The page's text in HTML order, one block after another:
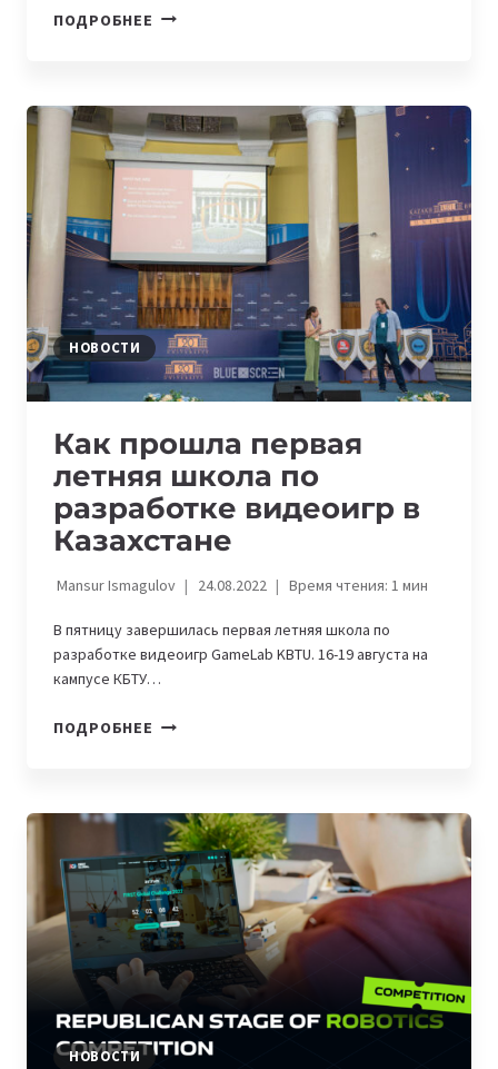
ПОДРОБНЕЕ ПЕРЕХОД
ТЕХНОЛОГИЙ
ОБСУДЯТ
В
КАЗАХСТАНЕ
НОВОСТИ
Как прошла первая
летняя школа по
разработке видеоигр в
Казахстане
Mansur Ismagulov 24.08.2022 Время чтения: 1мин
В пятницу завершилась первая летняя школа по
разработке видеоигр GameLab KBTU. 16-19 августа на
кампусе КБТУ…
ПОДРОБНЕЕ КАК
ШКОЛА
ПО
РАЗРАБОТКЕ
ВИДЕОИГР
В
КАЗАХСТАНЕ
НОВОСТИ